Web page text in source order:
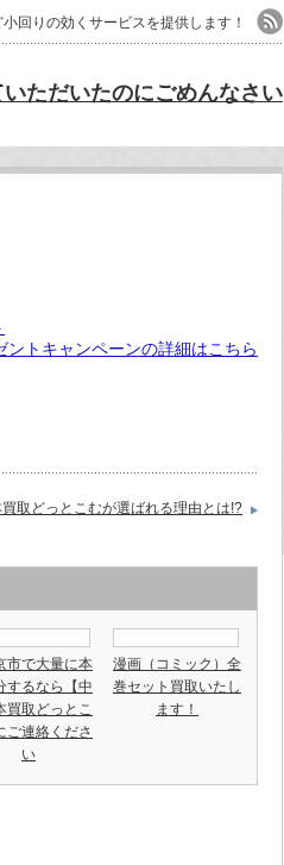
回りの効くサービスを提供します！
ただいたのにごめんなさい
ントキャンペーンの詳細はこちら
取どっとこむが選ばれる理由とは!?
市で大量に本
するなら【中
買取どっとこ
ご連絡くださ
い
漫画（コミック）全
巻セット買取いたし
ます！